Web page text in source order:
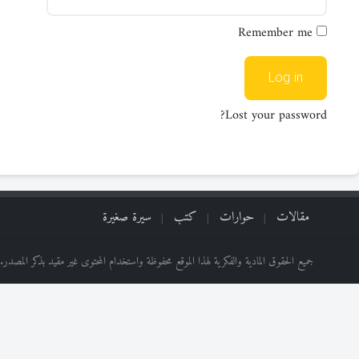
Remember me
Log in
Lost your password?
مقالات حوارات كتب سيرة صغيرة
جميع الحقوق المادية والفكرية لهذا الموقع محفوظة واستخدام المحتوى غير مقيد بذكر المصدر.